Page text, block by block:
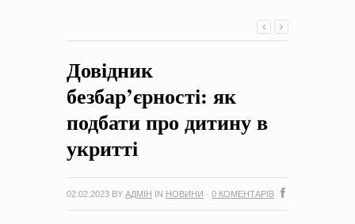
Оголошення про збір ідей проектів до
на період 2018 – 2020 роки Оголошення про збір ідей
проектів-0 Коментарів
Довідник
безбар’єрності: як
подбати про дитину в
укритті
02.02.2023 BY АДМІН IN НОВИНИ · 0 КОМЕНТАРІВ